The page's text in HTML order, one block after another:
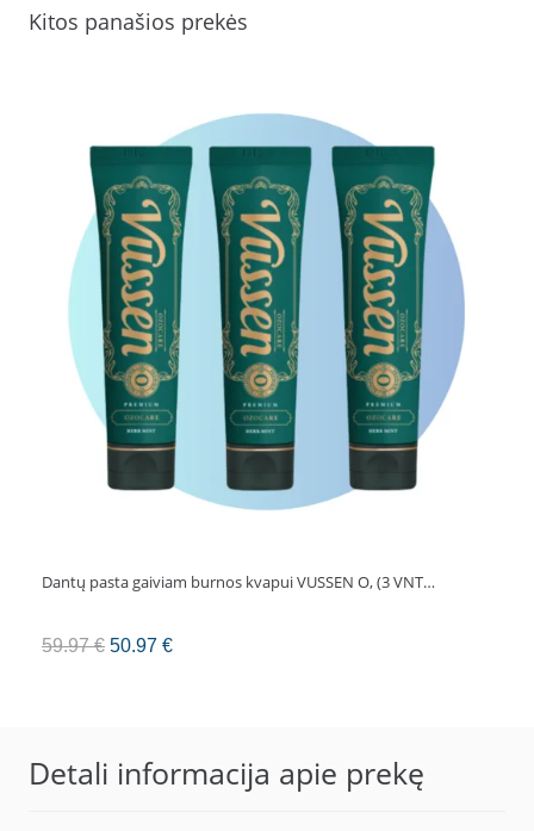
pasta
Kitos panašios prekės
Dantų pasta gaiviam burnos kvapui VUSSEN O, (3 VNT…
59.97€ Original
50.97 €Current
Detali informacija apie prekę